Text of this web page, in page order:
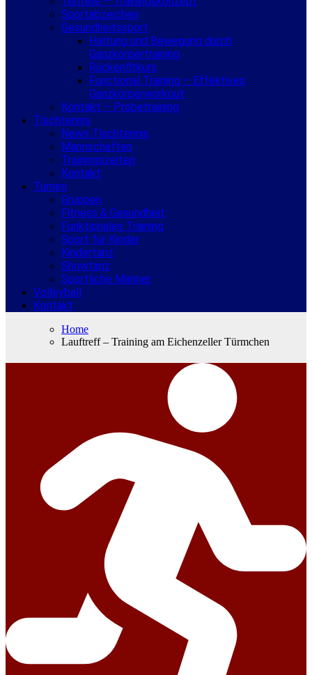
Sportabzeichen
Gesundheitssport
Haltung und Bewegung durch
Ganzkörpertraining
Rückenfitkurs
Functional Training – Effektives
Ganzkörperworkout
Kontakt – Probetraining
Tischtennis
News Tischtennis
Mannschaften
Trainingszeiten
Kontakt
Turnen
Gruppen
Fitness & Gesundheit
Funktionales Training
Sport für Kinder
Kindertanz
Showtanz
Sportliche Männer
Volleyball
Kontakt
Home
Lauftreff – Training am Eichenzeller Türmchen